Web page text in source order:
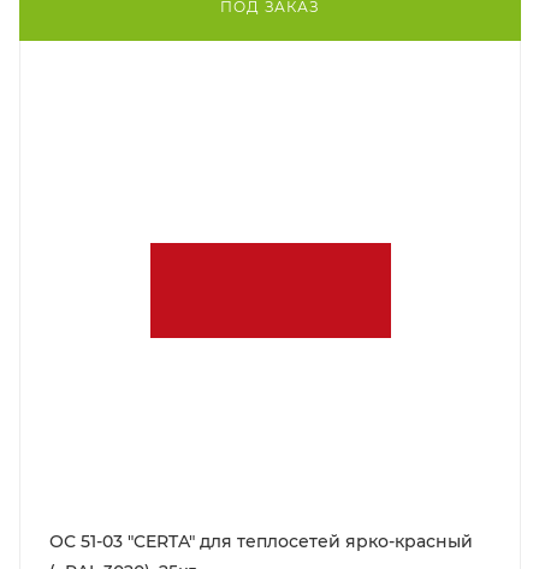
ПОД ЗАКАЗ
ОС 51-03 "CERTA" для теплосетей ярко-красный